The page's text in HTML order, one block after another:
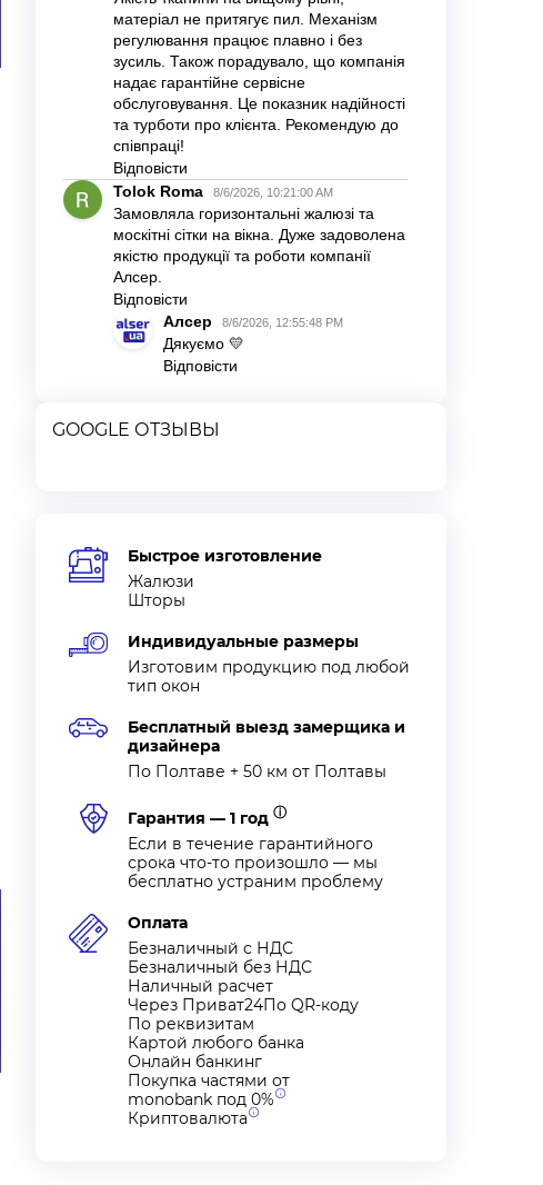
GOOGLE ОТЗЫВЫ
Быстрое изготовление
Жалюзи
Шторы
Индивидуальные размеры
Изготовим продукцию под любой
тип окон
Бесплатный выезд замерщика и
дизайнера
По Полтаве + 50 км от Полтавы
Гарантия — 1 год ⓘ
Если в течение гарантийного
срока что-то произошло — мы
бесплатно устраним проблему
Оплата
Безналичный с НДС
Безналичный без НДС
Наличный расчет
Через Приват24По QR-коду
По реквизитам
Картой любого банка
Онлайн банкинг
Покупка частями от
monobank под 0%
Криптовалюта